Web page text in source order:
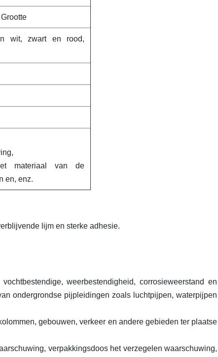
wit, zwart en rood,
materiaal van de
en, enz.
lijm en sterke adhesie.
weerbestendigheid, corrosieweerstand en
ondergrondse pijpleidingen zoals luchtpijpen, waterpijpen
gebouwen, verkeer en andere gebieden ter plaatse
verpakkingsdoos het verzegelen waarschuwing,